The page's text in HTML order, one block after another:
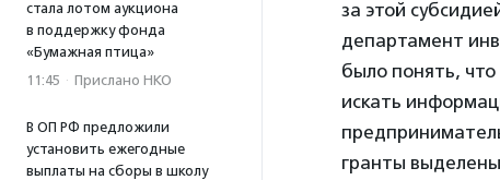
стала лотом аукциона
в поддержку фонда
«Бумажная птица»
11:45 · Прислано НКО
В ОП РФ предложили
установить ежегодные
выплаты на сборы в школу
за этой
департамент
было понять,
искать
гранты